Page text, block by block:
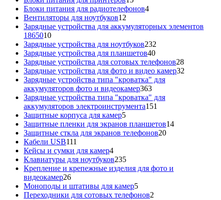
товаров
Блоки питания для радиотелефонов44
Вентиляторы для ноутбуков12
товаров
Зарядные устройства для аккумуляторных элементов
186501010
товаров
Зарядные устройства для ноутбуков232
Зарядные устройства для планшетов4040
товаров
Зарядные устройства для сотовых телефонов2828
товаров
Зарядные устройства для фото и видео камер32
Зарядные устройства типа "кроватка" для
аккумуляторов фото и видеокамер363363
товара
Зарядные устройства типа "кроватка" для
аккумуляторов электроинструмента151
Защитные корпуса для камер55
товаров
Защитные пленки для экранов планшетов1414
Защитные сткла для экранов телефонов2020
Кабели USB111
товаров
Кейсы и сумки для камер44
товара
Клавиатуры для ноутбуков235235
товаров
Крепление и крепежные изделия для фото и
видеокамер2626
товаров
Моноподы и штативы для камер55
товаров
Переходники для сотовых телефонов2